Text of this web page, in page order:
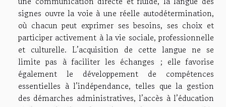
signes ouvre la voie à une réelle autodétermination,
où chacun peut exprimer ses besoins, ses choix et
participer activement à la vie sociale, professionnelle
et culturelle. L’acquisition de cette langue ne se
limite pas à faciliter les échanges ; elle favorise
également le développement de compétences
essentielles à l’indépendance, telles que la gestion
des démarches administratives, l’accès à l’éducation